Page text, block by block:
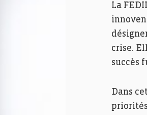
La
crise.
succès
Dans